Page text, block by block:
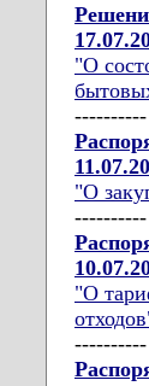
"О
----------
"О
----------
"О
----------